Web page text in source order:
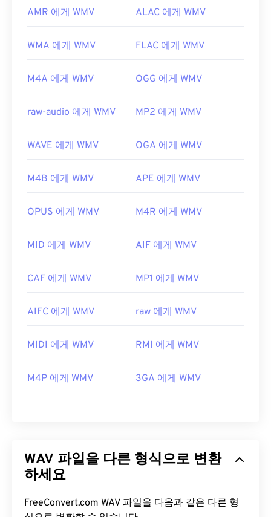
AMR 에게 WMV ALAC 에게 WMV
WMA 에게 WMV FLAC 에게 WMV
M4A 에게 WMV OGG 에게 WMV
raw-audio 에게 WMV MP2 에게 WMV
WAVE 에게 WMV OGA 에게 WMV
M4B 에게 WMV APE 에게 WMV
OPUS 에게 WMV M4R 에게 WMV
MID 에게 WMV AIF 에게 WMV
CAF 에게 WMV MP1 에게 WMV
AIFC 에게 WMV raw 에게 WMV
MIDI 에게 WMV RMI 에게 WMV
M4P 에게 WMV 3GA 에게 WMV
WAV 파일을 다른 형식으로 변환
하세요
FreeConvert.com WAV 파일을 다음과 같은 다른 형